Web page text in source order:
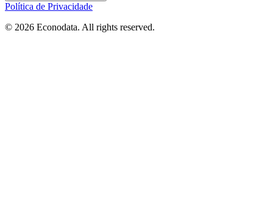
Política de Privacidade
© 2026 Econodata. All rights reserved.